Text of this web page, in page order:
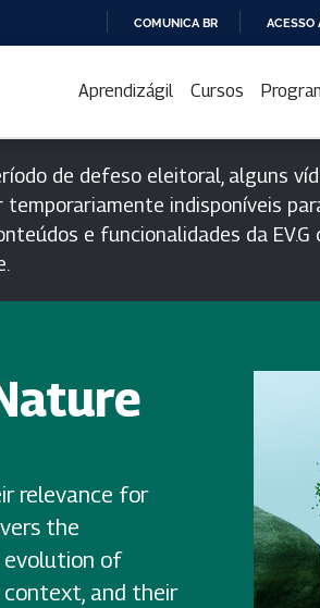
PARA
CONTEÚDO
COMUNICA BR ACESSO
Aprendizágil Cursos
de defeso eleitoral, alguns
temporariamente indisponíveis
e funcionalidades da
relevance for
the
evolution of
and their